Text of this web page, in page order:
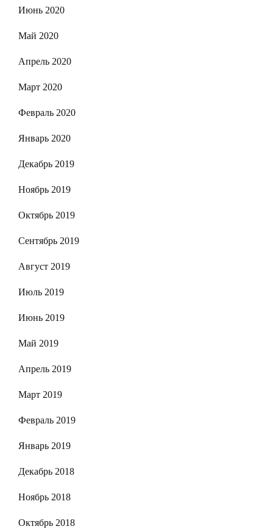
Июнь 2020
Май 2020
Апрель 2020
Март 2020
Февраль 2020
Январь 2020
Декабрь 2019
Ноябрь 2019
Октябрь 2019
Сентябрь 2019
Август 2019
Июль 2019
Июнь 2019
Май 2019
Апрель 2019
Март 2019
Февраль 2019
Январь 2019
Декабрь 2018
Ноябрь 2018
Октябрь 2018